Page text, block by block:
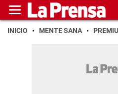
INICIO MENTE SANA